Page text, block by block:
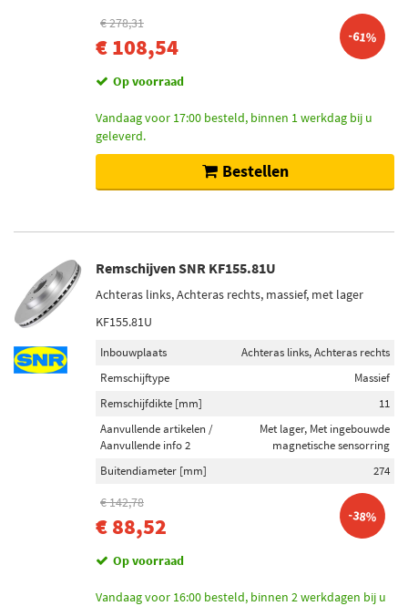
€ 278,31
€ 108,54 -61%
Op voorraad
Vandaag voor 17:00 besteld, binnen 1 werkdag bij u
geleverd.
Bestellen
Remschijven SNR KF155.81U
Achteras links, Achteras rechts, massief, met lager
KF155.81U
Inbouwplaats
Achteras links, Achteras rechts
Remschijftype
Massief
Remschijfdikte [mm]
11
Aanvullende artikelen /
Aanvullende info 2
Met lager, Met ingebouwde
magnetische sensorring
Buitendiameter [mm]
274
€ 142,78
€ 88,52 -38%
Op voorraad
Vandaag voor 16:00 besteld, binnen 2 werkdagen bij u